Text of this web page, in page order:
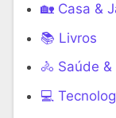
🏡 Casa &
📚 Livros
🚴 Saúde
‍💻